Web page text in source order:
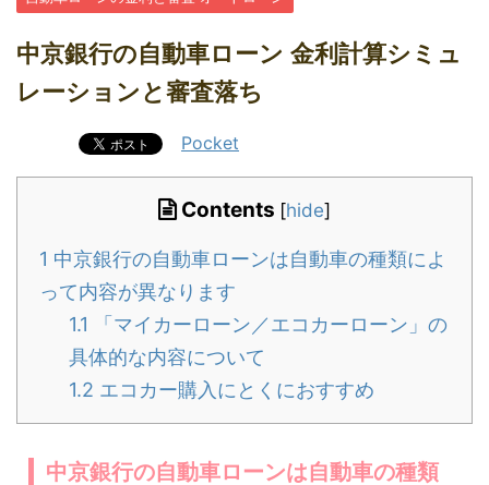
中京銀行の自動車ローン 金利計算シミュ
レーションと審査落ち
Pocket
Contents [hide]
1 中京銀行の自動車ローンは自動車の種類によ
って内容が異なります
1.1 「マイカーローン／エコカーローン」の
具体的な内容について
1.2 エコカー購入にとくにおすすめ
中京銀行の自動車ローンは自動車の種類